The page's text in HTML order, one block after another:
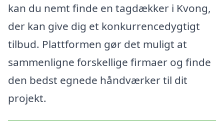
kan du nemt finde en tagdækker i Kvong,
der kan give dig et konkurrencedygtigt
tilbud. Plattformen gør det muligt at
sammenligne forskellige firmaer og finde
den bedst egnede håndværker til dit
projekt.